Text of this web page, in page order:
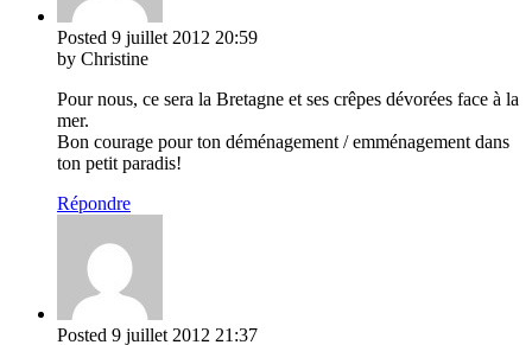
Posted 9 juillet 2012 20:59
by Christine
Pour nous, ce sera la Bretagne et ses crêpes dévorées face à la
mer.
Bon courage pour ton déménagement / emménagement dans
ton petit paradis!
Répondre
Posted 9 juillet 2012 21:37